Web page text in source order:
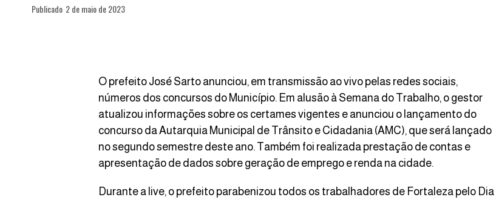
Publicado 2 de maio de 2023
O prefeito José Sarto anunciou, em transmissão ao vivo pelas redes sociais,
números dos concursos do Município. Em alusão à Semana do Trabalho, o gestor
atualizou informações sobre os certames vigentes e anunciou o lançamento do
concurso da Autarquia Municipal de Trânsito e Cidadania (AMC), que será lançado
no segundo semestre deste ano. Também foi realizada prestação de contas e
apresentação de dados sobre geração de emprego e renda na cidade.
Durante a live, o prefeito parabenizou todos os trabalhadores de Fortaleza pelo Dia